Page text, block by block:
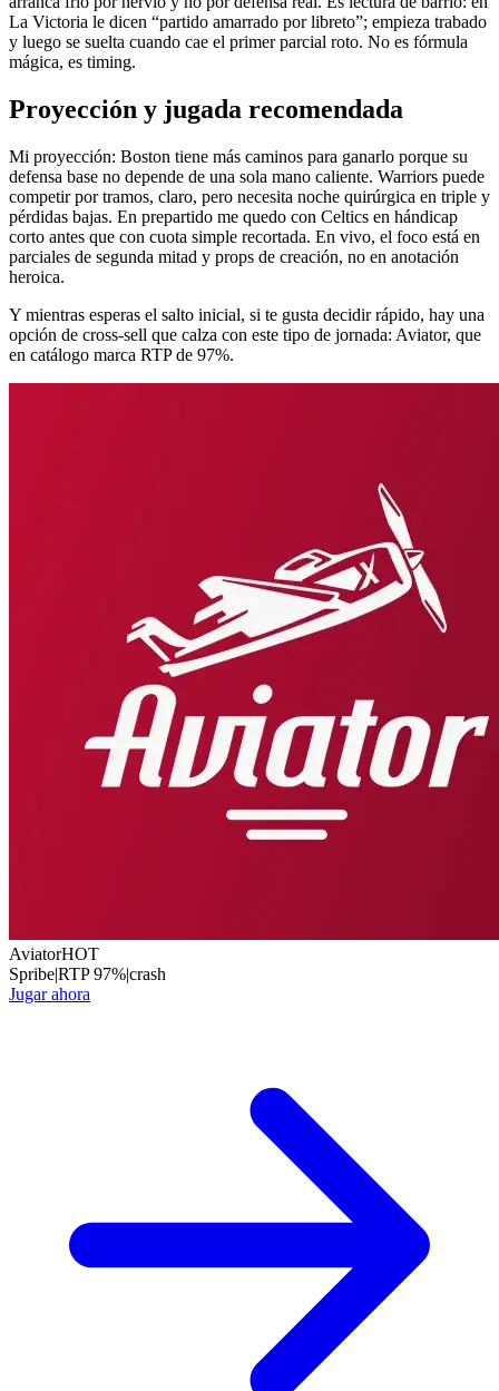
La Victoria le dicen “partido amarrado por libreto”; empieza trabado
y luego se suelta cuando cae el primer parcial roto. No es fórmula
mágica, es timing.
Proyección y jugada recomendada
Mi proyección: Boston tiene más caminos para ganarlo porque su
defensa base no depende de una sola mano caliente. Warriors puede
competir por tramos, claro, pero necesita noche quirúrgica en triple y
pérdidas bajas. En prepartido me quedo con Celtics en hándicap
corto antes que con cuota simple recortada. En vivo, el foco está en
parciales de segunda mitad y props de creación, no en anotación
heroica.
Y mientras esperas el salto inicial, si te gusta decidir rápido, hay una
opción de cross-sell que calza con este tipo de jornada: Aviator, que
en catálogo marca RTP de 97%.
AviatorHOT
Spribe|RTP97%|crash
Jugar ahora